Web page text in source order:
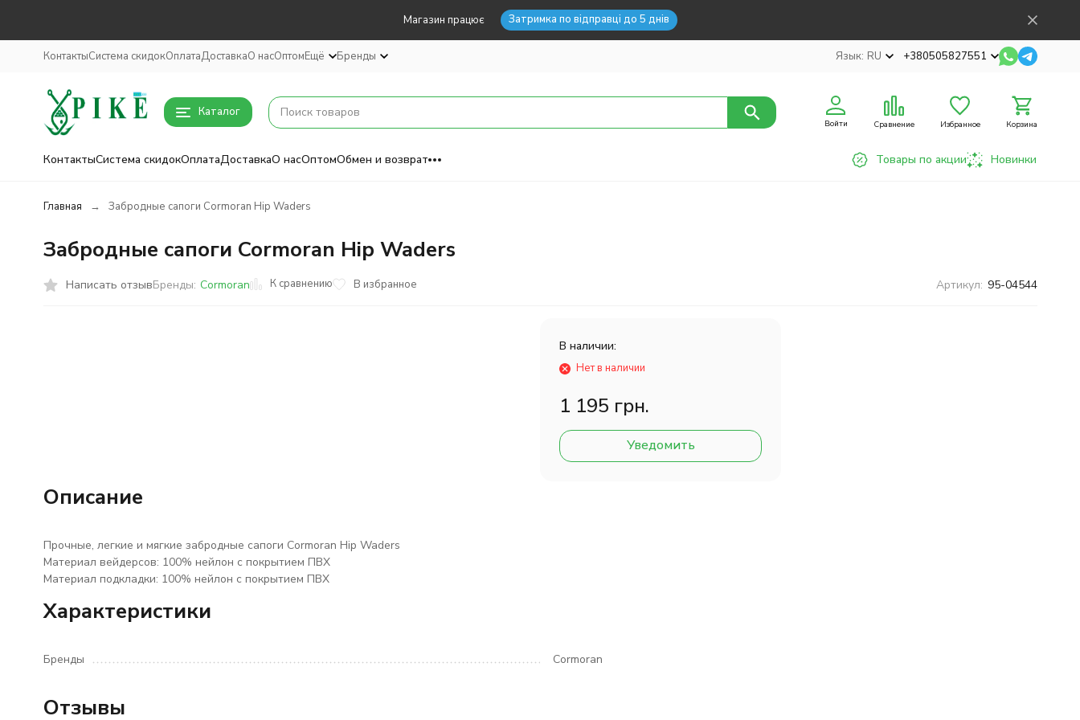
Магазин працює Затримка по відправці до 5 днів
КонтактыСистема скидокОплатаДоставкаО насОптомЕщё Бренды Язык: RU +380505827551
Каталог
Войти Сравнение Избранное Корзина
КонтактыСистема скидокОплатаДоставкаО насОптомОбмен и возврат Товары по акции Новинки
Главная Забродные сапоги Cormoran Hip Waders
Забродные сапоги Cormoran Hip Waders
Написать отзывБренды: Cormoran К сравнению В избранное Артикул: 95-04544
В наличии:
Нет в наличии
1 195 грн.
Уведомить
Описание
Прочные, легкие и мягкие забродные сапоги Cormoran Hip Waders
Материал вейдерсов: 100% нейлон с покрытием ПВХ
Материал подкладки: 100% нейлон с покрытием ПВХ
Характеристики
Бренды Cormoran
Отзывы